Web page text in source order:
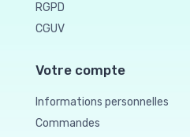
RGPD
CGUV
Votre compte
Informations personnelles
Commandes